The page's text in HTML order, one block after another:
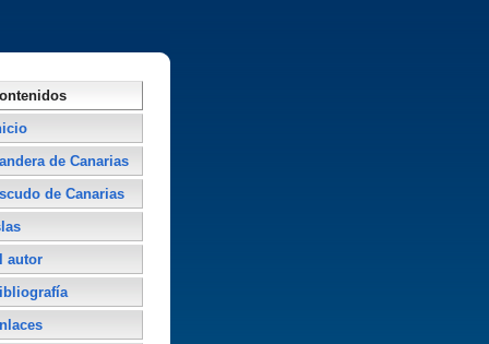
de Canarias
de Canarias
autor